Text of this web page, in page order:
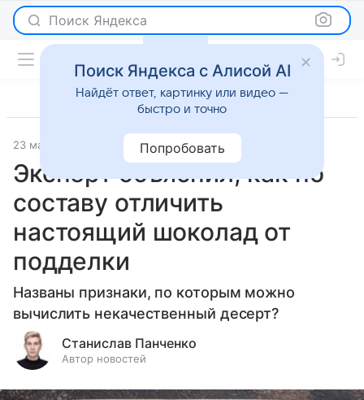
Поиск Яндекса
23 мая 2026 О важном
Эксперт объяснил, как по
составу отличить
настоящий шоколад от
подделки
Названы признаки, по которым можно
вычислить некачественный десерт?
Станислав Панченко
Автор новостей
Поиск Яндекса с Алисой AI
Найдёт ответ, картинку или видео —
быстро и точно
Попробовать